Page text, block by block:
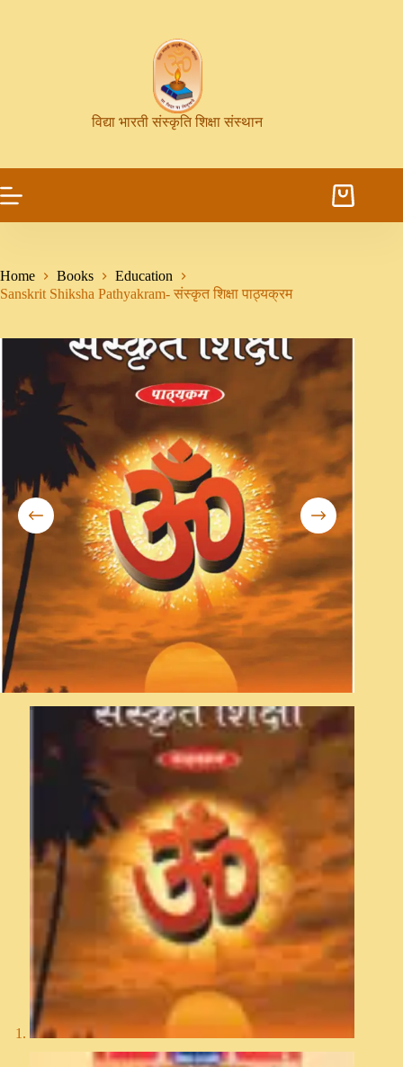
विद्या भारती संस्कृति शिक्षा संस्थान
Home Books
Education
Sanskrit Shiksha Pathyakram- संस्कृत शिक्षा पाठ्यक्रम